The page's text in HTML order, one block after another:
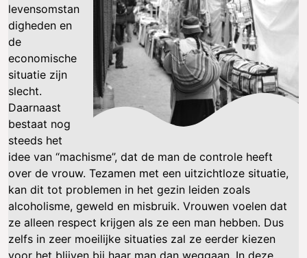
levensomstan
digheden en
de
economische
situatie zijn
slecht.
Daarnaast
bestaat nog
steeds het
idee van “machisme”, dat de man de controle heeft
over de vrouw. Tezamen met een uitzichtloze situatie,
kan dit tot problemen in het gezin leiden zoals
alcoholisme, geweld en misbruik. Vrouwen voelen dat
ze alleen respect krijgen als ze een man hebben. Dus
zelfs in zeer moeilijke situaties zal ze eerder kiezen
voor het blijven bij haar man dan weggaan. In deze